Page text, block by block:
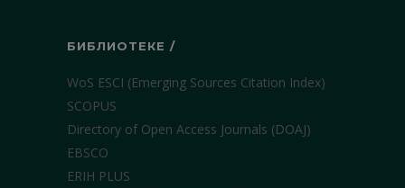
БИБЛИОТЕКЕ /
WoS ESCI (Emerging Sources Citation Index)
SCOPUS
Directory of Open Access Journals (DOAJ)
EBSCO
ERIH PLUS